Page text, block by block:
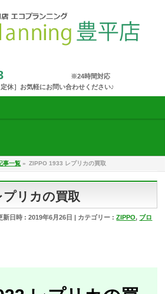
事一覧 » ZIPPO 1933 レプリカの買取
リカの買取
新日時 : 2019年6月26日 カテゴリー :ZIPPO, ブロ